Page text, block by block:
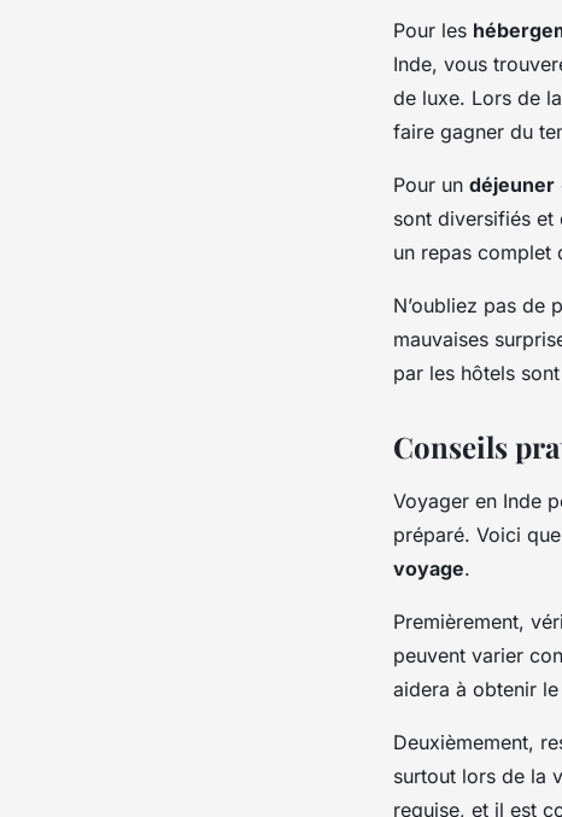
Pour les
Inde, vous
de luxe. Lors de
faire gagner du
Pour un déjeuner
sont diversifiés et
un repas complet
N’oubliez pas de
mauvaises
par les hôtels
Conseils
Voyager en Inde
préparé. Voici
voyage.
Premièrement,
peuvent varier
aidera à obtenir
Deuxièmement,
surtout lors de la
requise, et il est